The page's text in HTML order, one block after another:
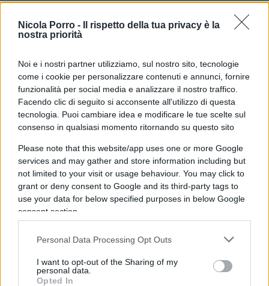
Nicola Porro -
Il rispetto della tua privacy è la
nostra priorità
Noi e i nostri partner utilizziamo, sul nostro sito, tecnologie
come i cookie per personalizzare contenuti e annunci, fornire
funzionalità per social media e analizzare il nostro traffico.
Facendo clic di seguito si acconsente all'utilizzo di questa
tecnologia. Puoi cambiare idea e modificare le tue scelte sul
consenso in qualsiasi momento ritornando su questo sito
Please note that this website/app uses one or more Google
services and may gather and store information including but
not limited to your visit or usage behaviour. You may click to
grant or deny consent to Google and its third-party tags to
use your data for below specified purposes in below Google
consent section.
Personal Data Processing Opt Outs
I want to opt-out of the Sharing of my
personal data.
Opted In
21% dal 26%la cedolare sulle prime case
destinate agli affitti brevi
della manovra. Eppure, nello stesso momento, si
alimenta una narrazione che scoraggia
apertamente questa forma di utilizzo degli
immobili, una convergenza trasversale che
rischia di colpire proprio i cittadini che esercitano
una facoltà legittima legata al loro patrimonio.
Leggi anche:
Il governo ci ripensa? Frenata la stangata sugli
affitti brevi